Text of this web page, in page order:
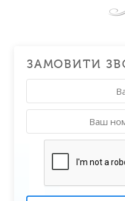
ЗАМОВИТИ